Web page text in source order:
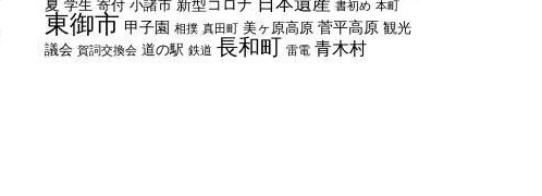
夏 学生 寄付 小諸市 新型コロナ 書初め 本町
東御市 甲子園 相撲 真田町 美ヶ原高原 菅平高原 観光
議会 賀詞交換会 道の駅 鉄道 長和町 雷電 青木村